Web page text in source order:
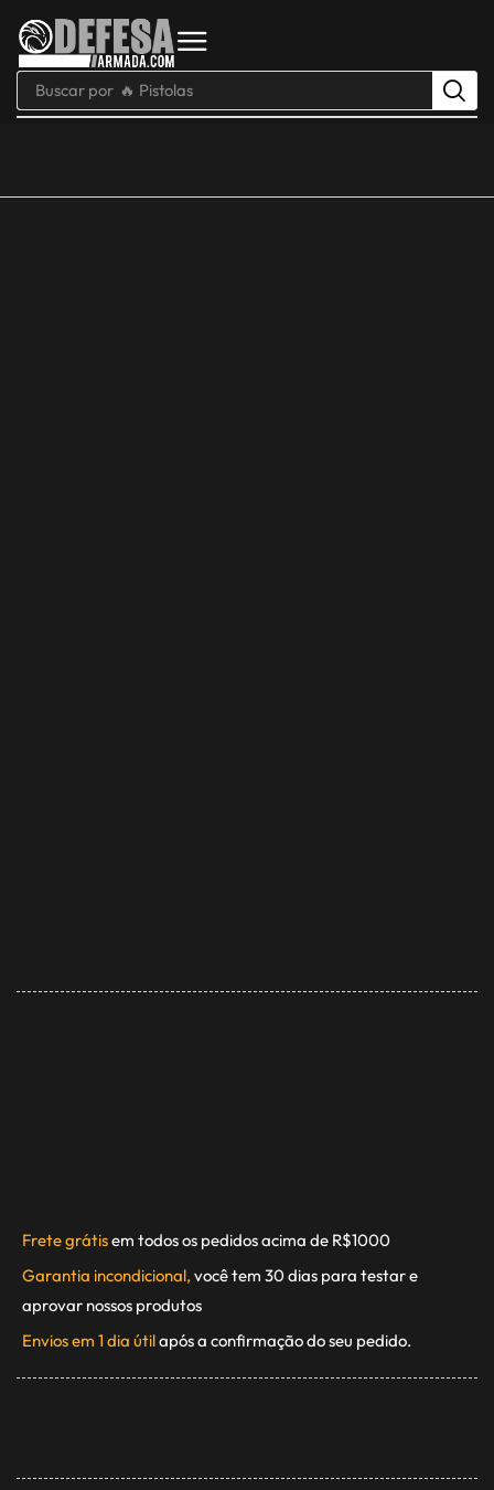
Buscar por 🔥 Pistolas
Frete grátisem todos os pedidos acima de R$1000
Garantia incondicional, você tem 30 dias para testar e
aprovar nossos produtos
Envios em 1 dia útilapós a confirmação do seu pedido.